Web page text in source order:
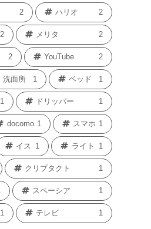
2 ハリオ 2
2 メリタ 2
2 YouTube 2
洗面所 1 ベッド 1
1 ドリッパー 1
docomo 1 スマホ 1
イス 1 ライト 1
クリプタクト 1
スペーシア 1
1 テレビ 1